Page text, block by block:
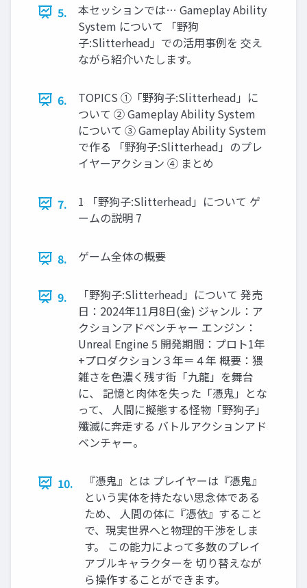
5.
本セッションでは… Gameplay Ability
System について 「野狗
子:Slitterhead」での活用事例を 交え
ながら紹介いたします。
6.
TOPICS ①「野狗子:Slitterhead」に
ついて ② Gameplay Ability System
について ③ Gameplay Ability System
で作る 「野狗子:Slitterhead」のプレ
イヤーアクション ④ まとめ
7.
1 「野狗子:Slitterhead」について ゲ
ームの説明 7
8. ゲーム全体の概要
9.
「野狗子:Slitterhead」について 発売
日：2024年11月8日(金) ジャンル：ア
クションアドベンチャー エンジン：
Unreal Engine 5 開発期間：プロト1年
+プロダクション３年＝４年 概要：猥
雑さを色濃く残す街「九龍」を舞台
に、 記憶と肉体を失った「憑鬼」とな
って、 人間に擬態する怪物「野狗子」
殲滅に奔走する バトルアクションアド
ベンチャー。
10.
『憑鬼』とは プレイヤーは『憑鬼』
という実体を持たない思念体である
ため、 人間の体に『憑依』すること
で、現実世界へと物理的干渉をしま
す。 この能力によって多数のプレイ
アブルキャラクターを 切り替えなが
ら操作することができます。